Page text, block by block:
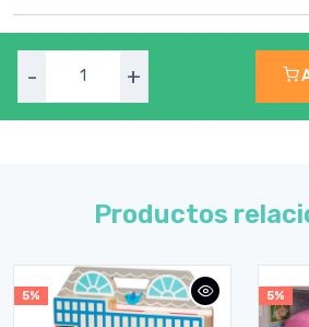
- +
Productos
5% 5%